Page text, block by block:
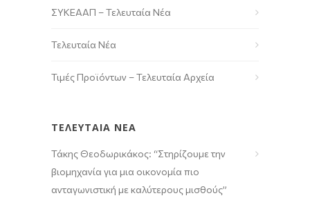
ΣΥΚΕΑΑΠ – Τελευταία Νέα
Τελευταία Νέα
Τιμές Προϊόντων – Τελευταία Αρχεία
ΤΕΛΕΥΤΑΙΑ ΝΕΑ
Τάκης Θεοδωρικάκος: “Στηρίζουμε την
βιομηχανία για μια οικονομία πιο
ανταγωνιστική με καλύτερους μισθούς”